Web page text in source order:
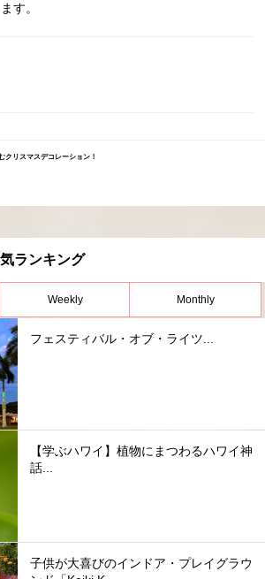
ます。
クリスマスデコレーション！
ランキング
Weekly Monthly
フェスティバル・オブ・ライツ...
【学ぶハワイ】植物にまつわるハワイ神
話...
子供が大喜びのインドア・プレイグラウ